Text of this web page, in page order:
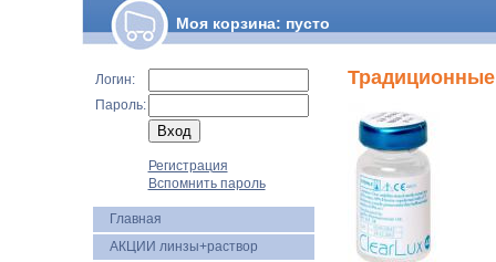
Моя корзина: пусто
Логин:
Пароль:
Регистрация
Вспомнить пароль
Главная
АКЦИИ линзы+раствор
Традиционные